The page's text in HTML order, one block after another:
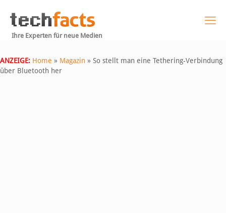
Ihre Experten für neue Medien
ANZEIGE: Home » Magazin » So stellt man eine Tethering-Verbindung
über Bluetooth her